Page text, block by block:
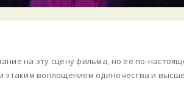
на эту сцену фильма, но её по-
этаким воплощением одиночества и